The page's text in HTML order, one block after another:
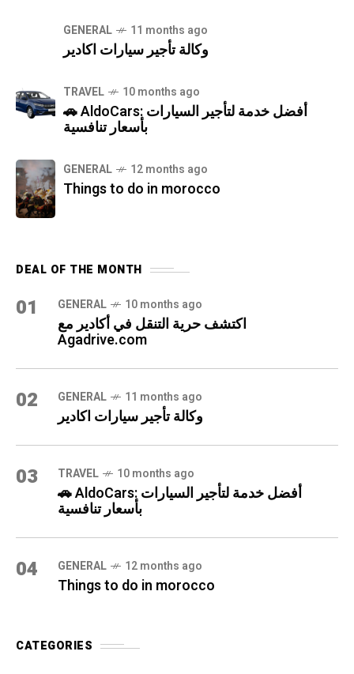
GENERAL 11 months ago
وكالة تأجير سيارات اكادير
TRAVEL 10 months ago
🚗 AldoCars: أفضل خدمة لتأجير السيارات
بأسعار تنافسية
GENERAL 12 months ago
Things to do in morocco
DEAL OF THE MONTH
01 GENERAL 10 months ago
اكتشف حرية التنقل في أكادير مع
Agadrive.com
02 GENERAL 11 months ago
وكالة تأجير سيارات اكادير
03 TRAVEL 10 months ago
🚗 AldoCars: أفضل خدمة لتأجير السيارات
بأسعار تنافسية
04 GENERAL 12 months ago
Things to do in morocco
CATEGORIES